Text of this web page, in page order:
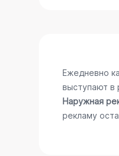
Ежедневно
выступают в
Наружная
рекламу